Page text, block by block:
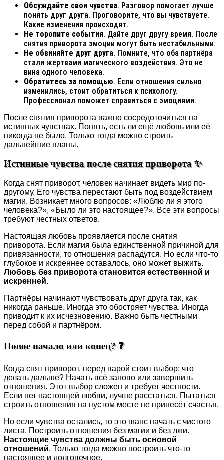
Обсуждайте свои чувства. Разговор помогает лучше
понять друг друга. Проговорите, что вы чувствуете.
Какие изменения происходят.
Не торопите события. Дайте друг другу время. После
снятия приворота эмоции могут быть нестабильными.
Не обвиняйте друг друга. Помните, что оба партнёра
стали жертвами магического воздействия. Это не
вина одного человека.
Обратитесь за помощью. Если отношения сильно
изменились, стоит обратиться к психологу.
Профессионал поможет справиться с эмоциями.
После снятия приворота важно сосредоточиться на
истинных чувствах. Понять, есть ли ещё любовь или её
никогда не было. Только тогда можно строить
дальнейшие планы.
Истинные чувства после снятия приворота ✨
Когда снят приворот, человек начинает видеть мир по-
другому. Его чувства перестают быть под воздействием
магии. Возникает много вопросов: «Люблю ли я этого
человека?», «Было ли это настоящее?». Все эти вопросы
требуют честных ответов.
Настоящая любовь проявляется после снятия
приворота. Если магия была единственной причиной для
привязанности, то отношения распадутся. Но если что-то
глубокое и искреннее оставалось, оно может выжить.
Любовь без приворота становится естественной и
искренней.
Партнёры начинают чувствовать друг друга так, как
никогда раньше. Иногда это обостряет чувства. Иногда
приводит к их исчезновению. Важно быть честными
перед собой и партнёром.
Новое начало или конец? ❓
Когда снят приворот, перед парой стоит выбор: что
делать дальше? Начать всё заново или завершить
отношения. Этот выбор сложен и требует честности.
Если нет настоящей любви, лучше расстаться. Пытаться
строить отношения на пустом месте не принесёт счастья.
Но если чувства остались, то это шанс начать с чистого
листа. Построить отношения без магии и без лжи.
Настоящие чувства должны быть основой
отношений. Только тогда можно построить что-то
настоящее и долговечное.